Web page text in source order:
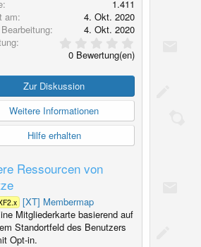
1.411
am
4. Okt. 2020
4. Okt. 2020
,
0
t
e
n
e
0 Bewertung(en)
Zur Diskussion
Weitere Informationen
Hilfe erhalten
Ressourcen von
[XT] Membermap
Mitgliederkarte basierend auf
Standortfeld des Benutzers
Opt-in.